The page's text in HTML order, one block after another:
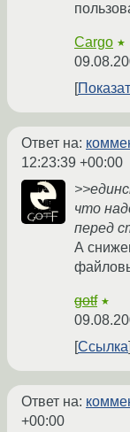
Cargo ★
Ответ на:
12:23:39 +00:00
что
перед
А
gotf ★
Ссылка
Ответ на:
+00:00